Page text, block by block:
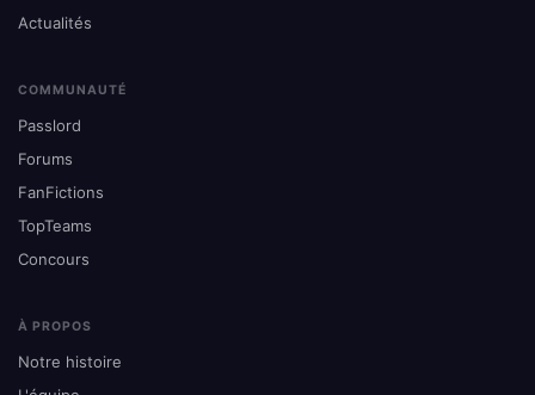
Actualités
COMMUNAUTÉ
Passlord
Forums
FanFictions
TopTeams
Concours
À PROPOS
Notre histoire